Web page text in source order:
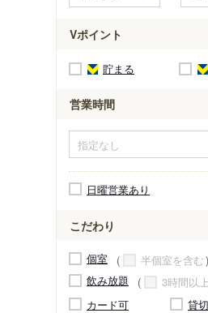
Vポイント
貯まる
営業時間
日曜営業あり
こだわり
個室
半個室を含む
飲み放題
3時間以上
カード可
貸